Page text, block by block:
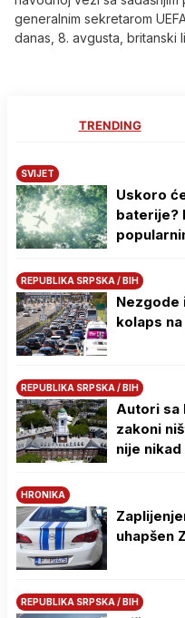
generalnim sekretarom
danas, 8. avgusta, britanski
TRENDING
SVIJET
Uskoro
baterije?
REPUBLIKA SRPSKA / BIH
Nezgode
kolaps
REPUBLIKA SRPSKA / BIH
Autori sa
zakoni
nije
HRONIKA
uhapšen
REPUBLIKA SRPSKA / BIH